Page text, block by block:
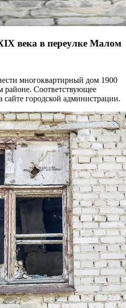
века в переулке Малом
многоквартирный дом 1900
районе. Соответствующее
сайте городской администрации.